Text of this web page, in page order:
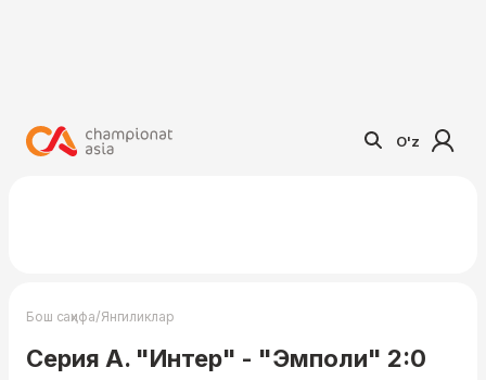
O'z
Бош саҳифа/Янгиликлар
Серия А. "Интер" - "Эмполи" 2:0